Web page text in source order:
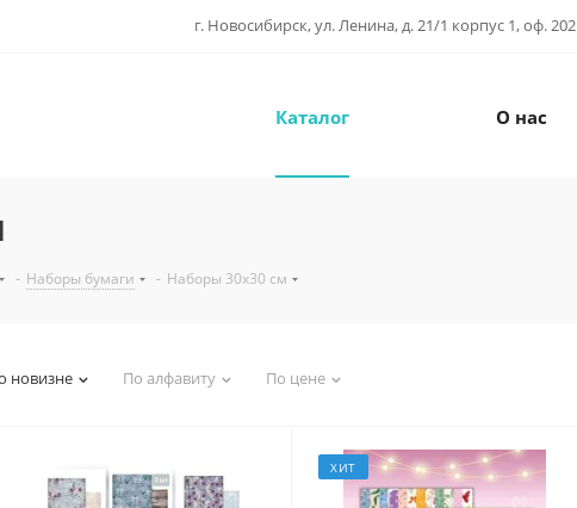
г. Новосибирск, ул. Ленина, д. 21/1 корпус 1, оф. 202
Каталог О нас
- Наборы бумаги - Наборы 30х30 см
новизне По алфавиту По цене
ХИТ